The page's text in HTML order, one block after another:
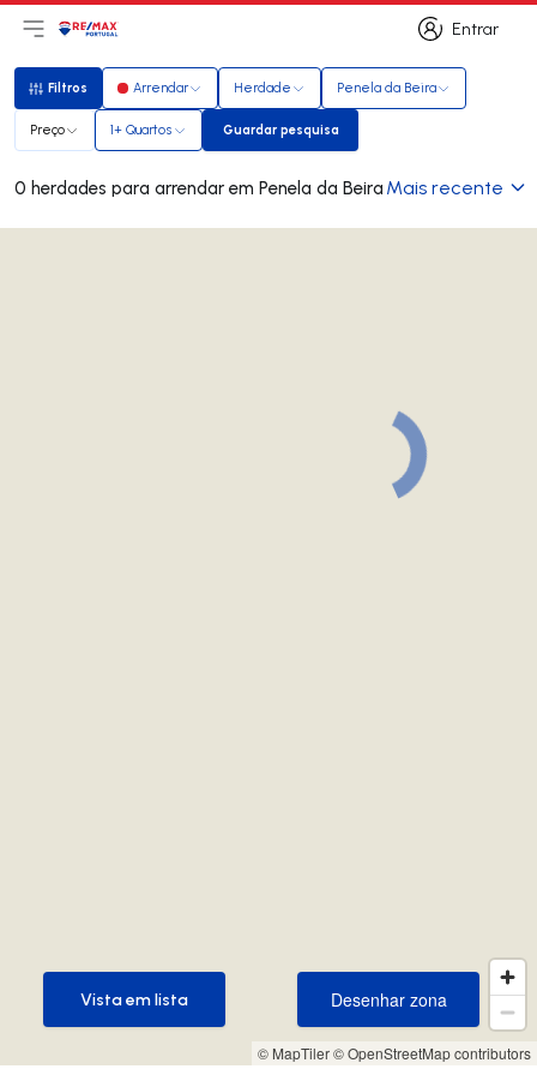
Entrar
Entrar
Abri menu principal
LogoIr para página inicial
Filtros
Filtros Arrendar Herdade Penela da Beira
Preço 1+ Quartos Guardar pesquisa
Guardar pesquisa
0 herdades para arrendar em Penela da Beira Mais recente
© MapTiler© OpenStreetMap contributors
Desenhar zona
Desenhar zona
Vista em lista
Vista em lista